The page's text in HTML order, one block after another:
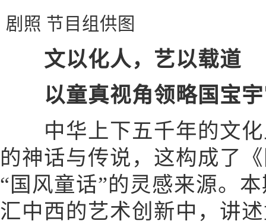
剧照 节目组供图
文以化人，艺以载道
以童真视角领略国宝
中华上下五千年的文化
的神话与传说，这构成了
“国风童话”的灵感来源。
汇中西的艺术创新中，讲